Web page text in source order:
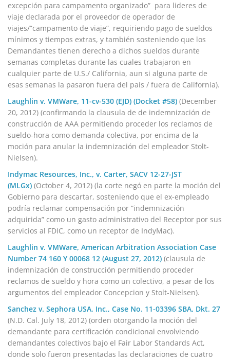
excepción para campamento organizado” para lideres de
viaje declarada por el proveedor de operador de
viajes/”campamento de viaje”, requiriendo pago de sueldos
mínimos y tiempos extras, y también sosteniendo que los
Demandantes tienen derecho a dichos sueldos durante
semanas completas durante las cuales trabajaron en
cualquier parte de U.S./ California, aun si alguna parte de
esas semanas la pasaron fuera del país / fuera de California).
Laughlin v. VMWare, 11-cv-530 (EJD) (Docket #58) (December
20, 2012) (confirmando la clausula de de indemnización de
construcción de AAA permitiendo proceder los reclamos de
sueldo-hora como demanda colectiva, por encima de la
moción para anular la indemnización del empleador Stolt-
Nielsen).
Indymac Resources, Inc., v. Carter, SACV 12-27-JST
(MLGx) (October 4, 2012) (la corte negó en parte la moción del
Gobierno para descartar, sosteniendo que el ex-empleado
podría reclamar compensación por “indemnización
adquirida” como un gasto administrativo del Receptor por sus
servicios al FDIC, como un receptor de IndyMac).
Laughlin v. VMWare, American Arbitration Association Case
Number 74 160 Y 00068 12 (August 27, 2012) (clausula de
indemnización de construcción permitiendo proceder
reclamos de sueldo y hora como un colectivo, a pesar de los
argumentos del empleador Concepcion y Stolt-Nielsen).
Sanchez v. Sephora USA, Inc., Case No. 11-03396 SBA, Dkt. 27
(N.D. Cal. July 18, 2012) (orden otorgando la moción del
demandante para certificación condicional envolviendo
demandantes colectivos bajo el Fair Labor Standards Act,
donde solo fueron presentadas las declaraciones de cuatro